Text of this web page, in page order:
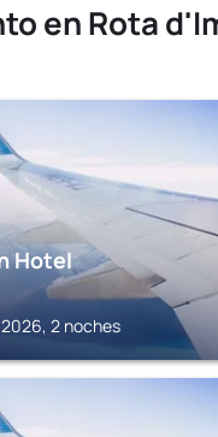
en Rota
Hotel
2 noches